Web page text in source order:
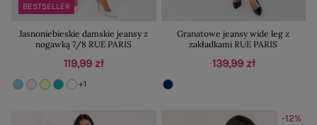
BESTSELLER
Jasnoniebieskie damskie jeansy z
nogawką 7/8 RUE PARIS
119,99 zł
+1
Granatowe jeansy wide leg z
zakładkami RUE PARIS
139,99 zł
-12%